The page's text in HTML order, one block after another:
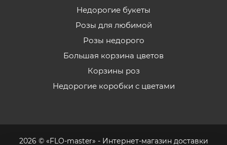
Недорогие букеты
Розы для любимой
Розы недорого
Большая корзина цветов
Корзины роз
Недорогие коробки с цветами
2026 © «FLO-master» - Интернет-магазин доставки